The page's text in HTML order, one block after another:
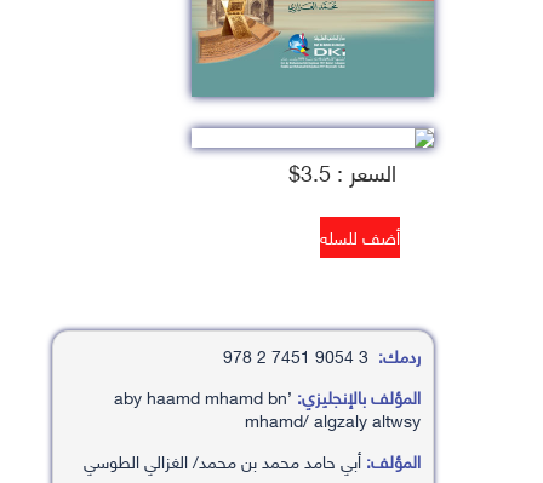
السعر : 3.5$
ردمك:
المؤلف بالإنجليزي: ’aby haamd mhamd bn
mhamd/ algzaly altwsy
المؤلف:أبي حامد محمد بن محمد/ الغزالي الطوسي